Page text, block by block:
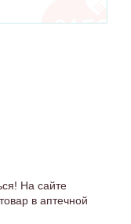
На сайте
в аптечной